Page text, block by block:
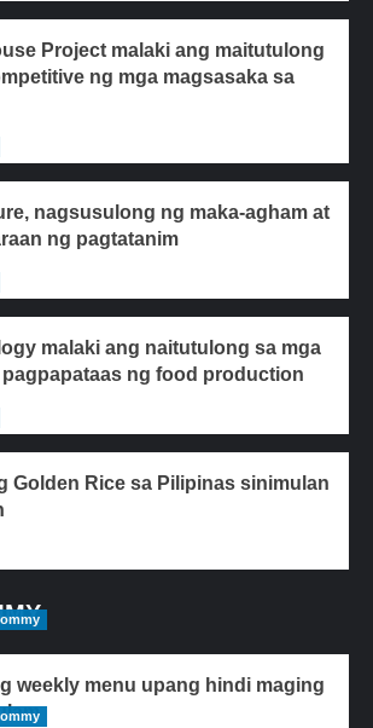
Project malaki ang maitutulong
ng mga magsasaka sa
nagsusulong ng maka-agham at
ng pagtatanim
malaki ang naitutulong sa mga
ng food production
Golden Rice sa Pilipinas sinimulan
weekly menu upang hindi maging